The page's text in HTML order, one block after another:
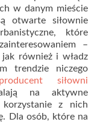
w danym mieście
otwarte siłownie
które
–
również i władz
trendzie niczego
producent siłowni
na aktywne
z nich
Dla osób, które na